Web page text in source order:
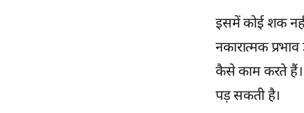
इसमें कोई शक
नकारात्मक
कैसे काम करते हैं।
पड़ सकती है।